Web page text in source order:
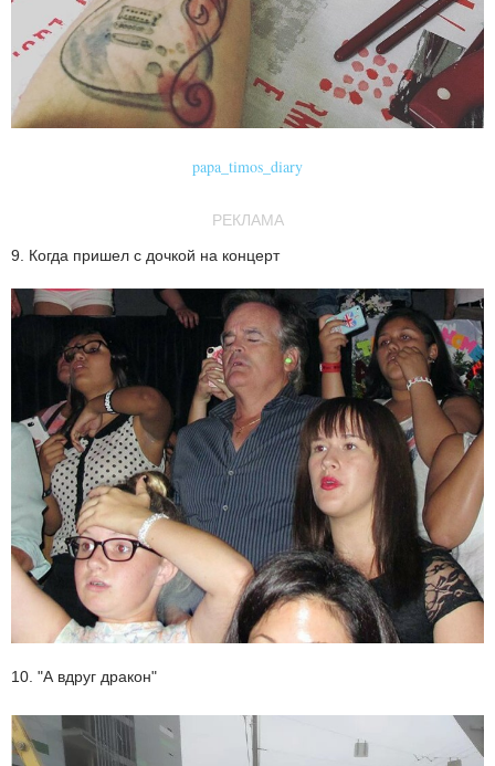
papa_timos_diary
РЕКЛАМА
9. Когда пришел с дочкой на концерт
10. "А вдруг дракон"